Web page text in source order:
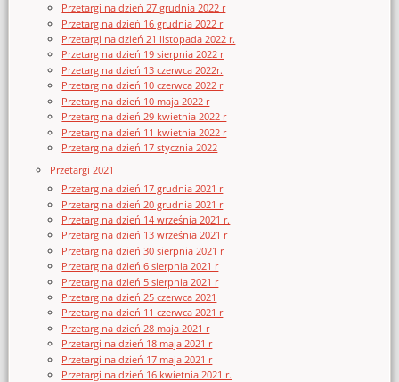
Przetargi na dzień 27 grudnia 2022 r
Przetarg na dzień 16 grudnia 2022 r
Przetargi na dzień 21 listopada 2022 r.
Przetarg na dzień 19 sierpnia 2022 r
Przetarg na dzień 13 czerwca 2022r.
Przetarg na dzień 10 czerwca 2022 r
Przetarg na dzień 10 maja 2022 r
Przetarg na dzień 29 kwietnia 2022 r
Przetarg na dzień 11 kwietnia 2022 r
Przetarg na dzień 17 stycznia 2022
Przetargi 2021
Przetarg na dzień 17 grudnia 2021 r
Przetarg na dzień 20 grudnia 2021 r
Przetarg na dzień 14 września 2021 r.
Przetarg na dzień 13 września 2021 r
Przetarg na dzień 30 sierpnia 2021 r
Przetarg na dzień 6 sierpnia 2021 r
Przetarg na dzień 5 sierpnia 2021 r
Przetarg na dzień 25 czerwca 2021
Przetarg na dzień 11 czerwca 2021 r
Przetarg na dzień 28 maja 2021 r
Przetargi na dzień 18 maja 2021 r
Przetargi na dzień 17 maja 2021 r
Przetargi na dzień 16 kwietnia 2021 r.